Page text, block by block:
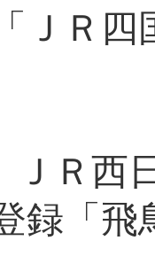
ＪＲ
ＪＲ西
録「